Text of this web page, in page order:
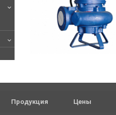
Продукция Цены